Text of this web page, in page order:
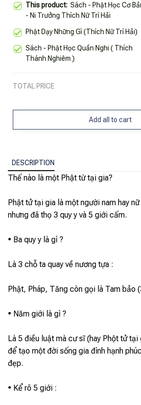
This product: Sách - Phật Học Cơ
- Ni Trưởng Thích Nữ Trí Hải
Phật Dạy Những Gì (Thích Nữ Trí Hải)
Sách - Phật Học Quần Nghi ( Thích
Thánh Nghiêm )
TOTAL PRICE
Add all to cart
DESCRIPTION
Thế nào là một Phật từ tại gia?
Phật tử tại gia là một người nam hay
nhưng đã thọ 3 quy y và 5 giới cấm.
• Ba quy y là gì ?
Là 3 chỗ ta quay về nương tựa :
Phật, Pháp, Tăng còn gọi là Tam bảo
• Năm giới là gì ?
Là 5 điều luật mà cư sĩ (hay Phột tử tại
để tạo một đời sống gia đình hạnh
đẹp.
• Kể rõ 5 giới :